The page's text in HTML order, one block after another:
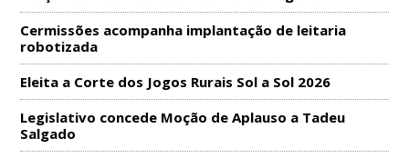
Cermissões acompanha implantação de leitaria
robotizada
Eleita a Corte dos Jogos Rurais Sol a Sol 2026
Legislativo concede Moção de Aplauso a Tadeu
Salgado